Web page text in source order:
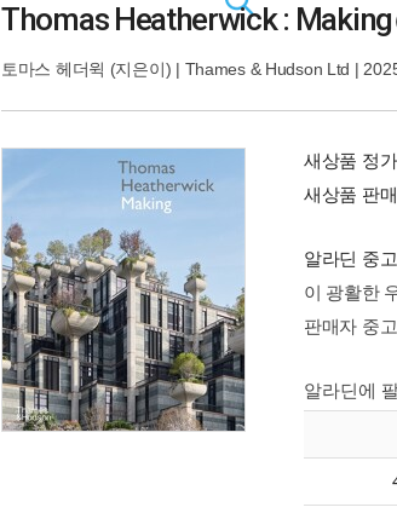
Thomas Heatherwick : Making
토마스 헤더윅 (지은이) | Thames & Hudson Ltd |
새상품 정가
새상품 판
알라딘 중
이 광활한
판매자 중
알라딘에